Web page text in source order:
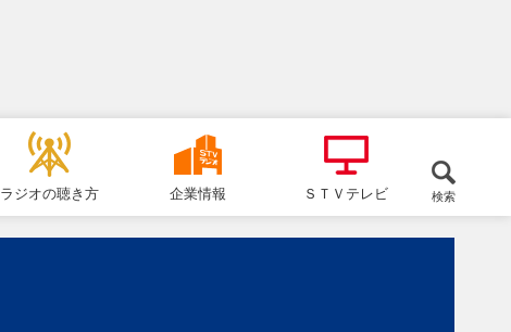
ラジオの聴き方 企業情報 ＳＴＶテレビ 検索